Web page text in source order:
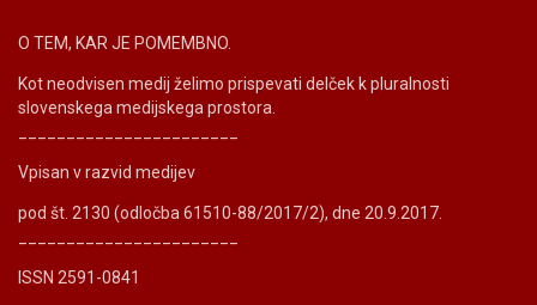
O TEM, KAR JE POMEMBNO.
Kot neodvisen medij želimo prispevati delček k pluralnosti
slovenskega medijskega prostora.
Vpisan v razvid medijev
pod št. 2130 (odločba 61510-88/2017/2), dne 20.9.2017.
ISSN 2591-0841